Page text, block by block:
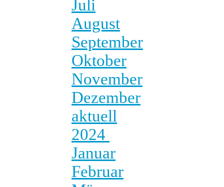
Juli
August
September
Oktober
November
Dezember
aktuell
2024
Januar
Februar